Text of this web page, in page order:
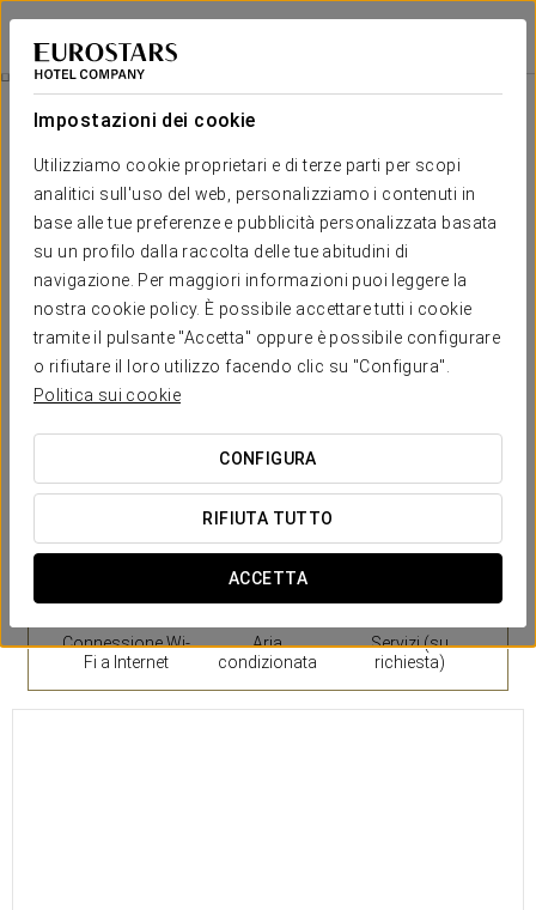
Impostazioni dei cookie
Utilizziamo cookie proprietari e di terze parti per scopi
analitici sull'uso del web, personalizziamo i contenuti in
base alle tue preferenze e pubblicità personalizzata basata
su un profilo dalla raccolta delle tue abitudini di
navigazione. Per maggiori informazioni puoi leggere la
nostra cookie policy. È possibile accettare tutti i cookie
tramite il pulsante "Accetta" oppure è possibile configurare
o rifiutare il loro utilizzo facendo clic su "Configura".
Politica sui cookie
CONFIGURA
RIFIUTA TUTTO
ACCETTA
Eurostars Cristal Palace
BARCELLONA
Camere
Camere
Il comfort e il riposo di cui hai
bisogno
L'Eurostars Cristal Palace Barcelona dispone di camere
spaziose e confortevoli dotate delle ultime tecnologie. Inoltre,
quelli situati ai piani superiori godono di una fantastica vista
sulla Rambla de Catalunya dalle loro terrazze.
Godetevi il vostro soggiorno all'hotel Eurostars Cristal Palace,
nel centro della capitale catalana.
SERVIZI ESCLUSIVI
Camera
Connessione Wi-
Fi a Internet
Aria
condizionata
Servizi (su
richiesta)